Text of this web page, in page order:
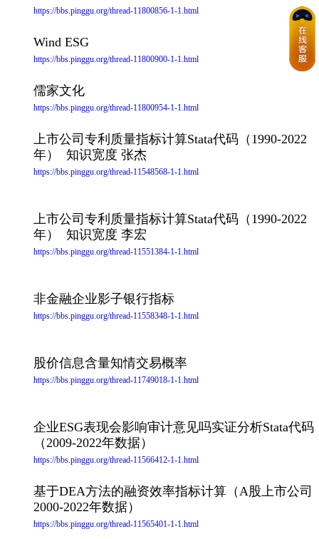
https://bbs.pinggu.org/thread-11800856-1-1.html
Wind ESG
https://bbs.pinggu.org/thread-11800900-1-1.html
儒家文化
https://bbs.pinggu.org/thread-11800954-1-1.html
上市公司专利质量指标计算Stata代码（1990-2022
年） 知识宽度 张杰
https://bbs.pinggu.org/thread-11548568-1-1.html
上市公司专利质量指标计算Stata代码（1990-2022
年） 知识宽度 李宏
https://bbs.pinggu.org/thread-11551384-1-1.html
非金融企业影子银行指标
https://bbs.pinggu.org/thread-11558348-1-1.html
股价信息含量知情交易概率
https://bbs.pinggu.org/thread-11749018-1-1.html
企业ESG表现会影响审计意见吗实证分析Stata代码
（2009-2022年数据）
https://bbs.pinggu.org/thread-11566412-1-1.html
基于DEA方法的融资效率指标计算（A股上市公司
2000-2022年数据）
https://bbs.pinggu.org/thread-11565401-1-1.html